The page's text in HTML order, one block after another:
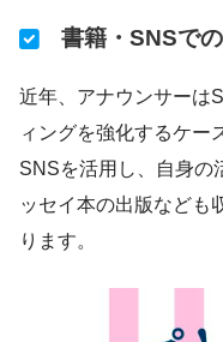
書籍・SNSで
近年、アナウンサーは
ィングを強化するケー
SNSを活用し、自身の
ッセイ本の出版なども
ります。